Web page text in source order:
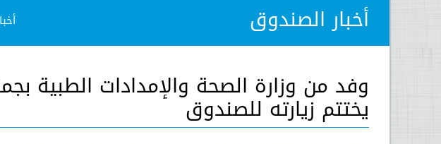
أخبار الصندوق
وفد من وزارة الصحة والإمدادات الطبية
يختتم زيارته للصندوق